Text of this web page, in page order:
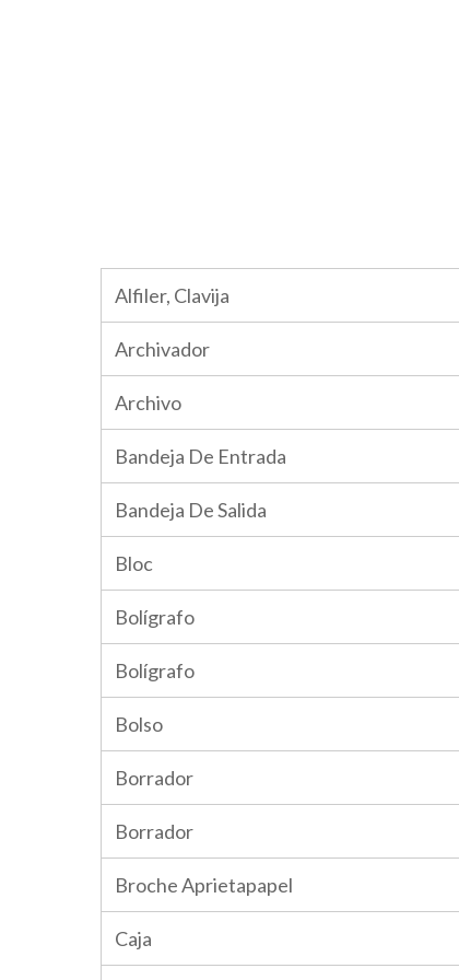
Alfiler, Clavija
Archivador
Archivo
Bandeja De Entrada
Bandeja De Salida
Bloc
Bolígrafo
Bolígrafo
Bolso
Borrador
Borrador
Broche Aprietapapel
Caja